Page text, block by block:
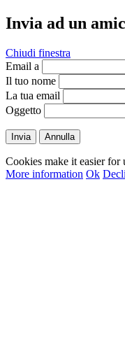
Invia ad un
Chiudi finestra
Email a
Il tuo nome
La tua email
Oggetto
Invia Annulla
Cookies make it easier for
More information Ok